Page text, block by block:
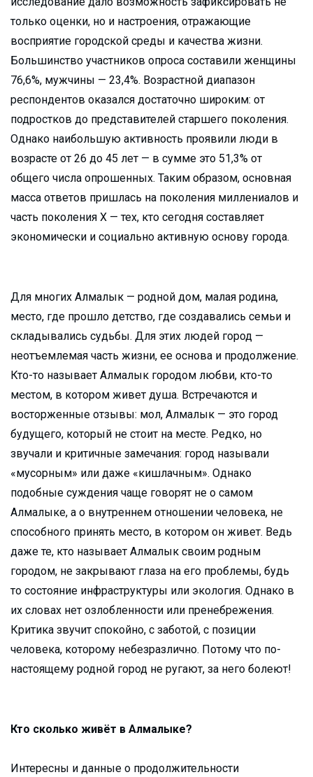
только оценки, но и настроения, отражающие
восприятие городской среды и качества жизни.
Большинство участников опроса составили женщины
76,6%, мужчины — 23,4%. Возрастной диапазон
респондентов оказался достаточно широким: от
подростков до представителей старшего поколения.
Однако наибольшую активность проявили люди в
возрасте от 26 до 45 лет — в сумме это 51,3% от
общего числа опрошенных. Таким образом, основная
масса ответов пришлась на поколения миллениалов и
часть поколения X — тех, кто сегодня составляет
экономически и социально активную основу города.
Для многих Алмалык — родной дом, малая родина,
место, где прошло детство, где создавались семьи и
складывались судьбы. Для этих людей город —
неотъемлемая часть жизни, ее основа и продолжение.
Кто-то называет Алмалык городом любви, кто-то
местом, в котором живет душа. Встречаются и
восторженные отзывы: мол, Алмалык — это город
будущего, который не стоит на месте. Редко, но
звучали и критичные замечания: город называли
«мусорным» или даже «кишлачным». Однако
подобные суждения чаще говорят не о самом
Алмалыке, а о внутреннем отношении человека, не
способного принять место, в котором он живет. Ведь
даже те, кто называет Алмалык своим родным
городом, не закрывают глаза на его проблемы, будь
то состояние инфраструктуры или экология. Однако в
их словах нет озлобленности или пренебрежения.
Критика звучит спокойно, с заботой, с позиции
человека, которому небезразлично. Потому что по-
настоящему родной город не ругают, за него болеют!
Кто сколько живёт в Алмалыке?
Интересны и данные о продолжительности